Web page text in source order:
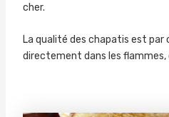
cher.
La qualité des chapatis est par
directement dans les flammes,